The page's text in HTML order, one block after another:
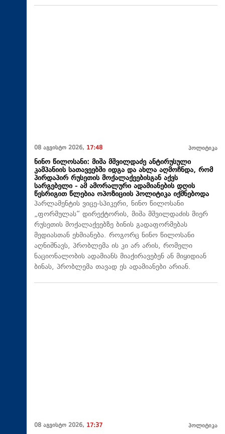
08 აგვისტო 2026, 17:48 პოლიტიკა
ნინო წილოსანი: მიშა მშვილდაძე ანტირუსული
კამპანიის სათავეებში იდგა და ახლა აღმოჩნდა, რომ
პირდაპირ რუსეთის მოქალაქეებისგან აქვს
სარგებელი - ამ ამორალური ადამიანების დღის
წესრიგით წლებია ოპოზიციის პოლიტიკა იქმნებოდა
პარლამენტის ვიცე-სპიკერი, ნინო წილოსანი
„ფორმულას“ დირექტორის, მიშა მშვილდაძის მიერ
რუსეთის მოქალაქეებზე ბინის გადაფორმებას
მედიასთან ეხმიანება. როგორც ნინო წილოსანი
აღნიშნავს, პრობლემა ის კი არ არის, რომელი
ნაციონალობის ადამიანს მიაქირავებენ ან მიყიდიან
ბინას, პრობლემა თავად ეს ადამიანები არიან.
08 აგვისტო 2026, 17:37 პოლიტიკა